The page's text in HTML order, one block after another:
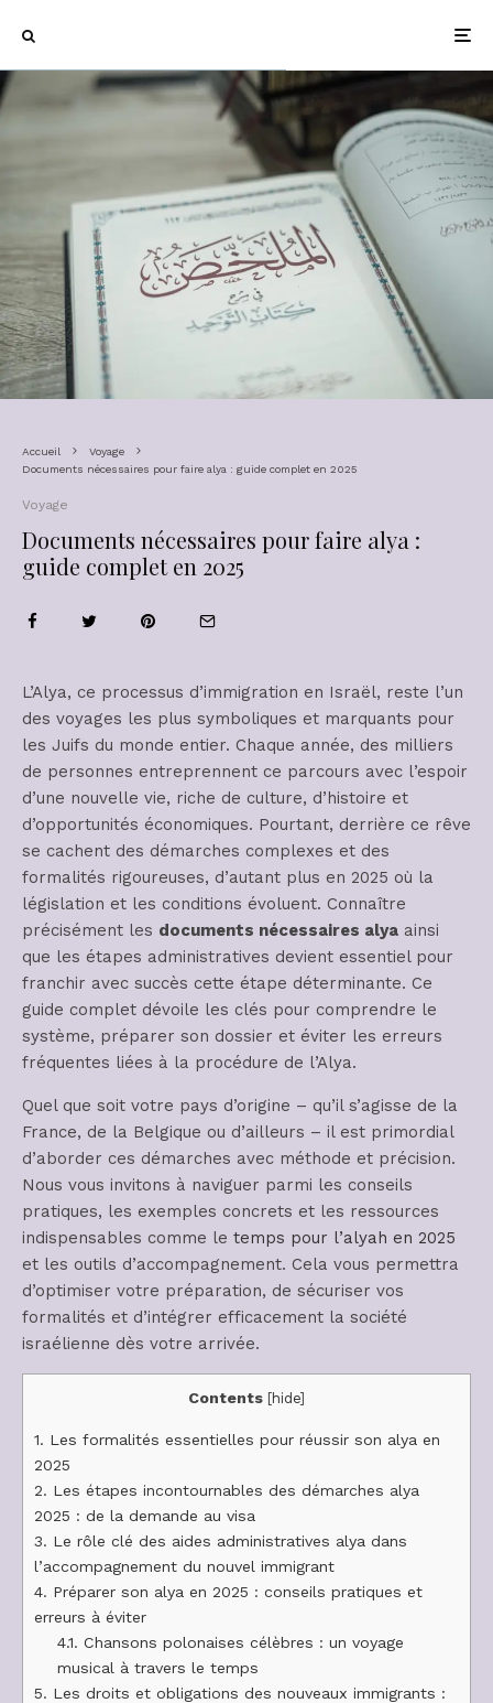
Accueil
Voyage
Documents nécessaires pour faire alya : guide complet en 2025
Voyage
Documents nécessaires pour faire alya :
guide complet en 2025
L’Alya, ce processus d’immigration en Israël, reste l’un
des voyages les plus symboliques et marquants pour
les Juifs du monde entier. Chaque année, des milliers
de personnes entreprennent ce parcours avec l’espoir
d’une nouvelle vie, riche de culture, d’histoire et
d’opportunités économiques. Pourtant, derrière ce rêve
se cachent des démarches complexes et des
formalités rigoureuses, d’autant plus en 2025 où la
législation et les conditions évoluent. Connaître
précisément les documents nécessaires alya ainsi
que les étapes administratives devient essentiel pour
franchir avec succès cette étape déterminante. Ce
guide complet dévoile les clés pour comprendre le
système, préparer son dossier et éviter les erreurs
fréquentes liées à la procédure de l’Alya.
Quel que soit votre pays d’origine – qu’il s’agisse de la
France, de la Belgique ou d’ailleurs – il est primordial
d’aborder ces démarches avec méthode et précision.
Nous vous invitons à naviguer parmi les conseils
pratiques, les exemples concrets et les ressources
indispensables comme le temps pour l’alyah en 2025
et les outils d’accompagnement. Cela vous permettra
d’optimiser votre préparation, de sécuriser vos
formalités et d’intégrer efficacement la société
israélienne dès votre arrivée.
Contents [hide]
1. Les formalités essentielles pour réussir son alya en
2025
2. Les étapes incontournables des démarches alya
2025 : de la demande au visa
3. Le rôle clé des aides administratives alya dans
l’accompagnement du nouvel immigrant
4. Préparer son alya en 2025 : conseils pratiques et
erreurs à éviter
4.1. Chansons polonaises célèbres : un voyage
musical à travers le temps
5. Les droits et obligations des nouveaux immigrants :